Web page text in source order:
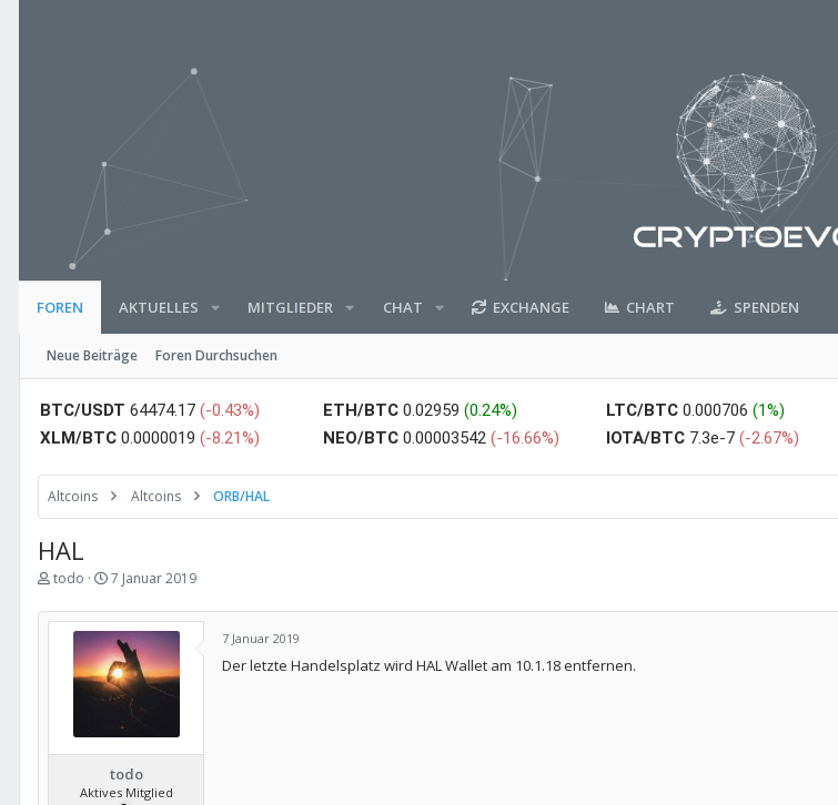
FOREN AKTUELLES MITGLIEDER CHAT EXCHANGE CHART SPENDEN
Neue Beiträge Foren Durchsuchen
BTC/USDT 64474.17 (-0.43%) ETH/BTC 0.02959(0.24%) LTC/BTC 0.000706(1%)
XLM/BTC 0.0000019 (-8.21%) NEO/BTC 0.00003542(-16.66%) IOTA/BTC 7.3e-7(-2.67%)
Altcoins Altcoins ORB/HAL
HAL
E
s
todo
E
s
t
e
l
l
t
m
7 Januar 2019
todo
Aktives Mitglied
7 Januar 2019
Der letzte Handelsplatz wird HAL Wallet am 10.1.18 entfernen.